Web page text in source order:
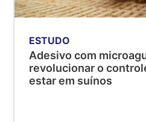
ESTUDO
Adesivo com
revolucionar o
estar em suínos